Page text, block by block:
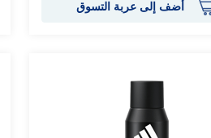
أضف إلى عربة التسوق